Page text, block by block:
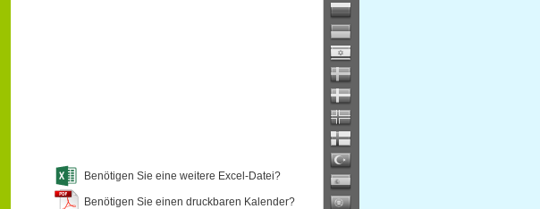
Benötigen Sie eine weitere Excel-Datei?
Benötigen Sie einen druckbaren Kalender?